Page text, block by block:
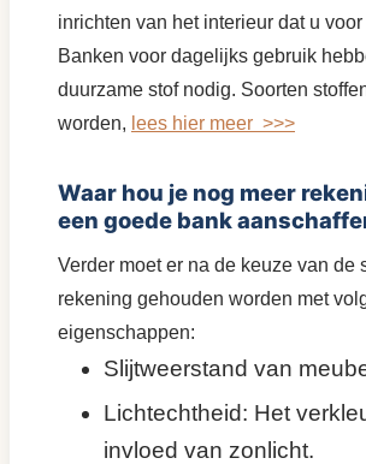
inrichten van het interieur dat u
Banken voor dagelijks gebruik
duurzame stof nodig. Soorten
worden, lees hier meer >>>
Waar hou je nog meer
een goede bank
Verder moet er na de keuze van de
rekening gehouden worden met
eigenschappen:
Slijtweerstand van
Lichtechtheid: Het
invloed van zonlicht.